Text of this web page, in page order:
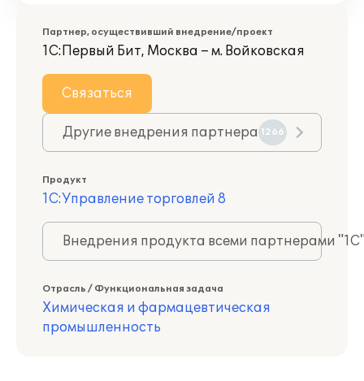
Партнер, осуществивший внедрение/проект
1С:Первый Бит, Москва – м. Войковская
Связаться
Другие внедрения партнера 1266
Продукт
1С:Управление торговлей 8
Внедрения продукта всеми партнерами
Отрасль / Функциональная задача
Химическая и фармацевтическая
промышленность